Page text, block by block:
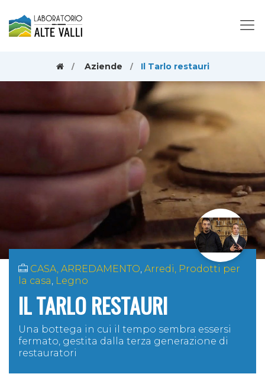
Aziende Il Tarlo restauri
CASA, ARREDAMENTO Arredi, Prodotti per
la casa Legno
IL TARLO RESTAURI
Una bottega in cui il tempo sembra essersi
fermato, gestita dalla terza generazione di
restauratori